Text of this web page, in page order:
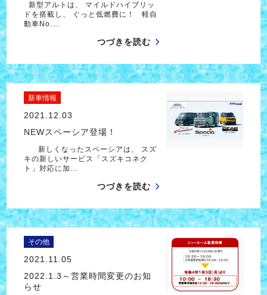
新型アルトは、 マイルドハイブリッ
ドを搭載し、 ぐっと低燃費に！ 軽自
動車No.…
つづきを読む
新車情報
2021.12.03
NEWスペーシア登場！
新しくなったスペーシアは、 スズ
キの新しいサービス「スズキコネク
ト」対応に加…
つづきを読む
その他
2021.11.05
2022.1.3～営業時間変更のお知
らせ